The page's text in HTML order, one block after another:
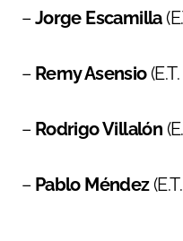
–Jorge Escamilla
– Remy Asensio
– Rodrigo Villalón
– Pablo Méndez